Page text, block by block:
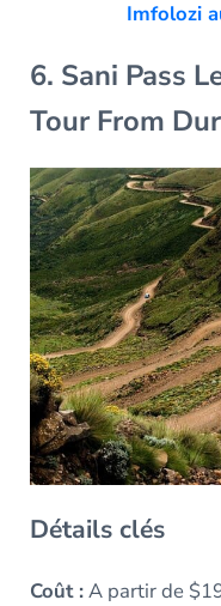
Imfolozi
6. Sani Pass
Tour From
Détails clés
Coût :A partir de